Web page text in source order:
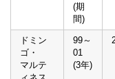
(期
間)
ドミン
ゴ・
マルテ
99～
01
(3年)